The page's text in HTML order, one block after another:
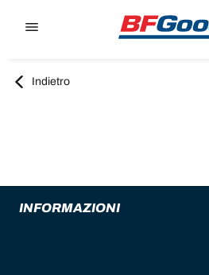
Indietro
INFORMAZIONI